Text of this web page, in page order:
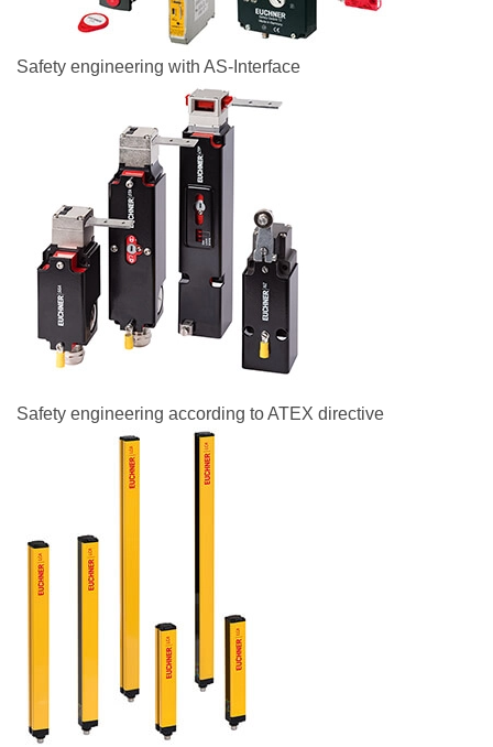
Safety engineering with AS‑Interface
Safety engineering according to ATEX directive